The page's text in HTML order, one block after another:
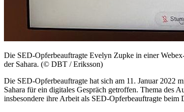
Die SED-Opferbeauftragte Evelyn Zupke in einer
der Sahara. (© DBT / Eriksson)
Die SED-Opferbeauftragte hat sich am 11. Januar 2022
Sahara für ein digitales Gespräch getroffen. Thema des
insbesondere ihre Arbeit als SED-Opferbeauftragte beim